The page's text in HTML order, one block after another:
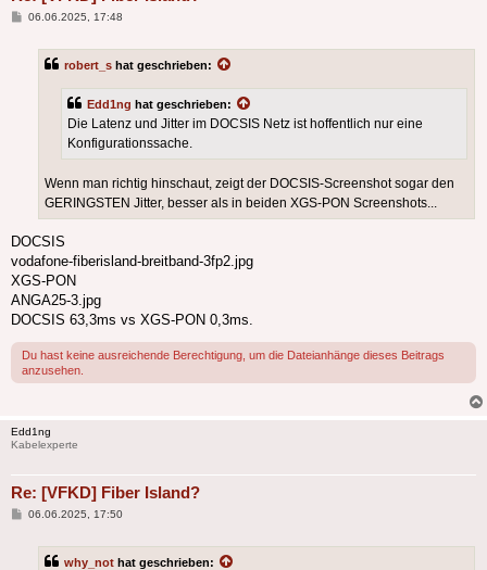
Beitrag
06.06.2025, 17:48
robert_s hat geschrieben:
Edd1ng hat geschrieben:
Die Latenz und Jitter im DOCSIS Netz ist hoffentlich nur eine
Konfigurationssache.
Wenn man richtig hinschaut, zeigt der DOCSIS-Screenshot sogar den
GERINGSTEN Jitter, besser als in beiden XGS-PON Screenshots...
DOCSIS
vodafone-fiberisland-breitband-3fp2.jpg
XGS-PON
ANGA25-3.jpg
DOCSIS 63,3ms vs XGS-PON 0,3ms.
Du hast keine ausreichende Berechtigung, um die Dateianhänge dieses Beitrags
anzusehen.
Edd1ng
Kabelexperte
Re: [VFKD] Fiber Island?
Beitrag
06.06.2025, 17:50
why_not hat geschrieben: